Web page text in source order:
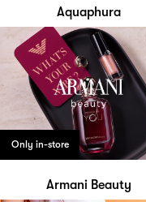
Aquaphura
Only in-store
Armani Beauty